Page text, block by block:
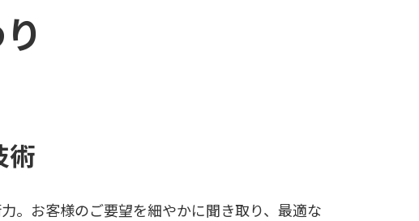
術
。お客様のご要望を細やかに聞き取り、最適な